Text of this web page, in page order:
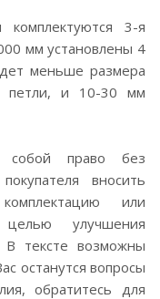
3-я
мм установлены 4
меньше размера
петли, и 10-30 мм
собой право без
вносить
или
улучшения
В тексте возможны
останутся вопросы
обратитесь для